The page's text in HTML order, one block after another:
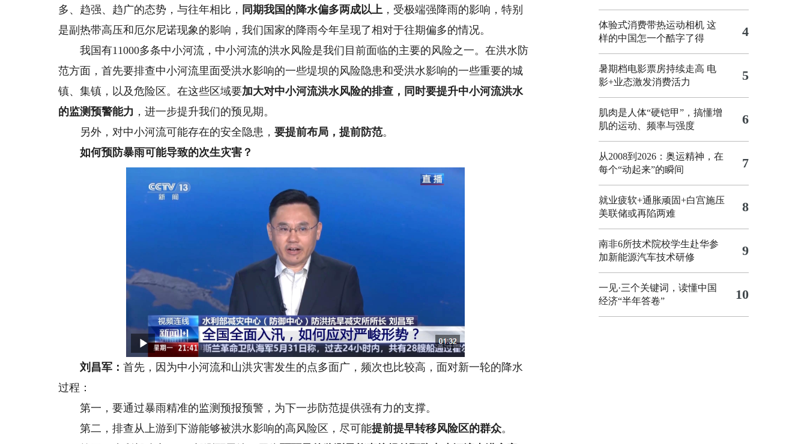
多、趋强、趋广的态势，与往年相比， 同期我国的降水偏多两成以上 ，受极端强降雨的影响，特别
是副热带高压和厄尔尼诺现象的影响，我们国家的降雨今年呈现了相对于往期偏多的情况。
我国有11000多条中小河流，中小河流的洪水风险是我们目前面临的主要的风险之一。在洪水防
范方面，首先要排查中小河流里面受洪水影响的一些堤坝的风险隐患和受洪水影响的一些重要的城
镇、集镇，以及危险区。在这些区域要加大对中小河流洪水风险的排查，同时要提升中小河流洪水
的监测预警能力 ，进一步提升我们的预见期。
另外，对中小河流可能存在的安全隐患，要提前布局，提前防范。
如何预防暴雨可能导致的次生灾害？
刘昌军：首先，因为中小河流和山洪灾害发生的点多面广，频次也比较高，面对新一轮的降水
过程：
第一，要通过暴雨精准的监测预报预警，为下一步防范提供强有力的支撑。
第二，排查从上游到下游能够被洪水影响的高风险区，尽可能提前提早转移风险区的群众。
体验式消费带热运动相机 这
样的中国怎一个酷字了得
4
暑期档电影票房持续走高 电
影+业态激发消费活力
5
肌肉是人体“硬铠甲”，搞懂增
肌的运动、频率与强度
6
从2008到2026：奥运精神，在
每个“动起来”的瞬间
7
就业疲软+通胀顽固+白宫施压
美联储或再陷两难
8
南非6所技术院校学生赴华参
加新能源汽车技术研修
9
一见·三个关键词，读懂中国
经济“半年答卷”
10